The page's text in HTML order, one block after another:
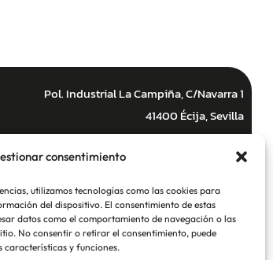
consentimiento
utilizamos tecnologías como las cookies para
del dispositivo. El consentimiento de estas
datos como el comportamiento de navegación o las
No consentir o retirar el consentimiento, puede
y funciones.
Pol. Industrial La Campiña, C/Navarra 1
41400 Écija, Sevilla
LinkedIn